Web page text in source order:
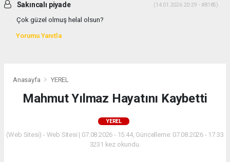
Sakıncalı piyade (14.01.2026 20:29 - #8185)
Çok güzel olmuş helal olsun?
Yorumu Yanıtla
Anasayfa YEREL
Mahmut Yılmaz Hayatını Kaybetti
YEREL
(Web Sitesi) - Web Sitesi | 07.08.2026 - 15:44, Güncelleme: 07.08.2026 - 17:33
3231 kez okundu.